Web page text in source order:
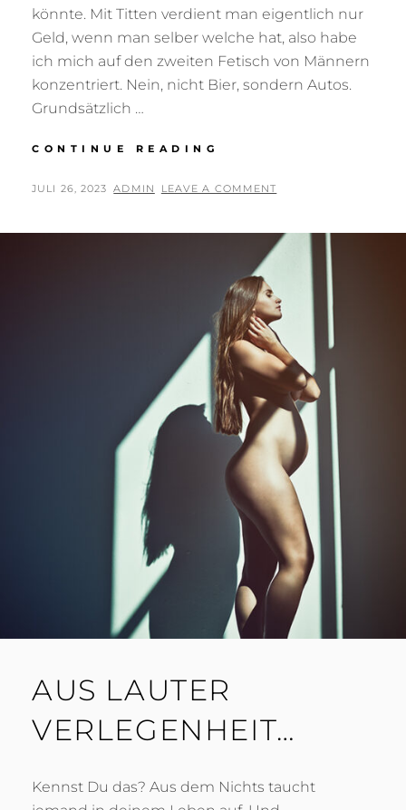
könnte. Mit Titten verdient man eigentlich nur
Geld, wenn man selber welche hat, also habe
ich mich auf den zweiten Fetisch von Männern
konzentriert. Nein, nicht Bier, sondern Autos.
Grundsätzlich …
CONTINUE READING
WOULD
POSTED
JULI 26, 2023 BY
ADMIN LEAVE A COMMENT
AUS LAUTER
VERLEGENHEIT…
Kennst Du das? Aus dem Nichts taucht